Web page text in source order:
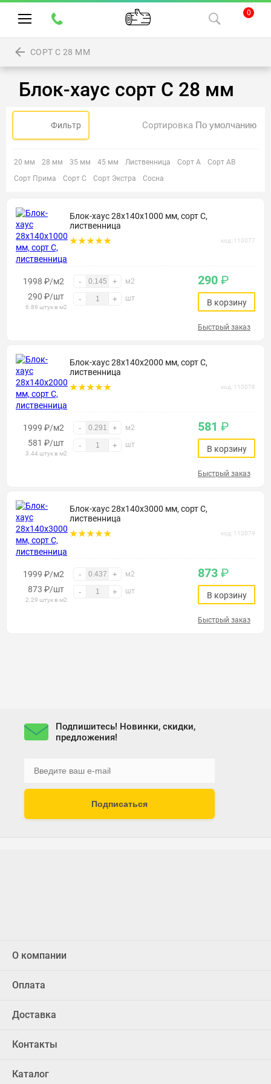
0
СОРТ С 28 ММ
Блок-хаус сорт С 28 мм
Фильтр Сортировка
20 мм 28 мм 35 мм 45 мм Лиственница Сорт А
Сорт АВ
Сорт Прима
Сорт С Сорт Экстра Сосна
Блок-хаус 28х140х1000 мм, сорт С,
лиственница
код: 110077
1998 ₽/м2 - + м2
290 ₽/шт
6.89 штук в м2
- + шт
290 ₽
В корзину
Быстрый заказ
Блок-хаус 28х140х2000 мм, сорт С,
лиственница
код: 110078
1999 ₽/м2 - + м2
581 ₽/шт
3.44 штук в м2
- + шт
581 ₽
В корзину
Быстрый заказ
Блок-хаус 28х140х3000 мм, сорт С,
лиственница
код: 110079
1999 ₽/м2 - + м2
873 ₽/шт
2.29 штук в м2
- + шт
873 ₽
В корзину
Быстрый заказ
Подпишитесь! Новинки, скидки,
предложения!
Подписаться
О компании
Оплата
Доставка
Контакты
Каталог